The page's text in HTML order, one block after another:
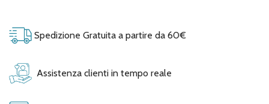
Spedizione Gratuita a partire da 60€
Assistenza clienti in tempo reale